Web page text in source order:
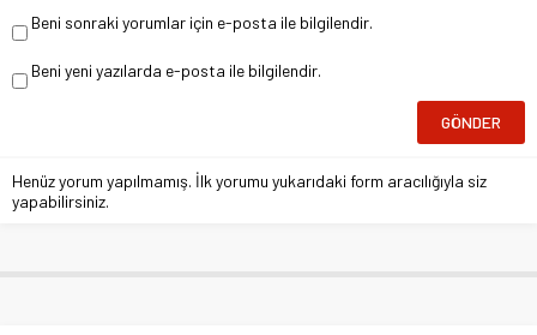
Beni sonraki yorumlar için e-posta ile bilgilendir.
Beni yeni yazılarda e-posta ile bilgilendir.
Henüz yorum yapılmamış. İlk yorumu yukarıdaki form aracılığıyla siz
yapabilirsiniz.